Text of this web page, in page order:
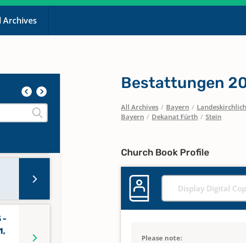
Archives
-
Bestattungen
All Archives / Bayern /
Bayern / Dekanat Fürth / Stein
Church Book Profile
Display Digital
Please note: